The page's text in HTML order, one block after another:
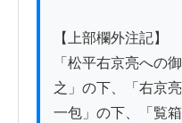
【上部欄外注記】
「松平右京亮への
之」の下、「右京
一包」の下、「覧